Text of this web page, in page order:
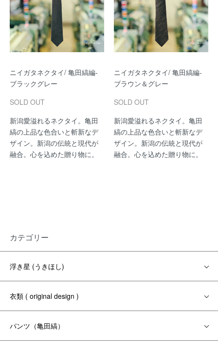
ニイガタネクタイ/ 亀田縞編-
ブラックグレー
SOLD OUT
新潟愛溢れるネクタイ。亀田
縞の上品な色合いと斬新なデ
ザイン。新潟の伝統と現代が
融合。心を込めた贈り物に。
ニイガタネクタイ/ 亀田縞編-
ブラウン＆グレー
SOLD OUT
新潟愛溢れるネクタイ。亀田
縞の上品な色合いと斬新なデ
ザイン。新潟の伝統と現代が
融合。心を込めた贈り物に。
カテゴリー
浮き星 (うきほし)
衣類 ( original design )
パンツ（亀田縞）